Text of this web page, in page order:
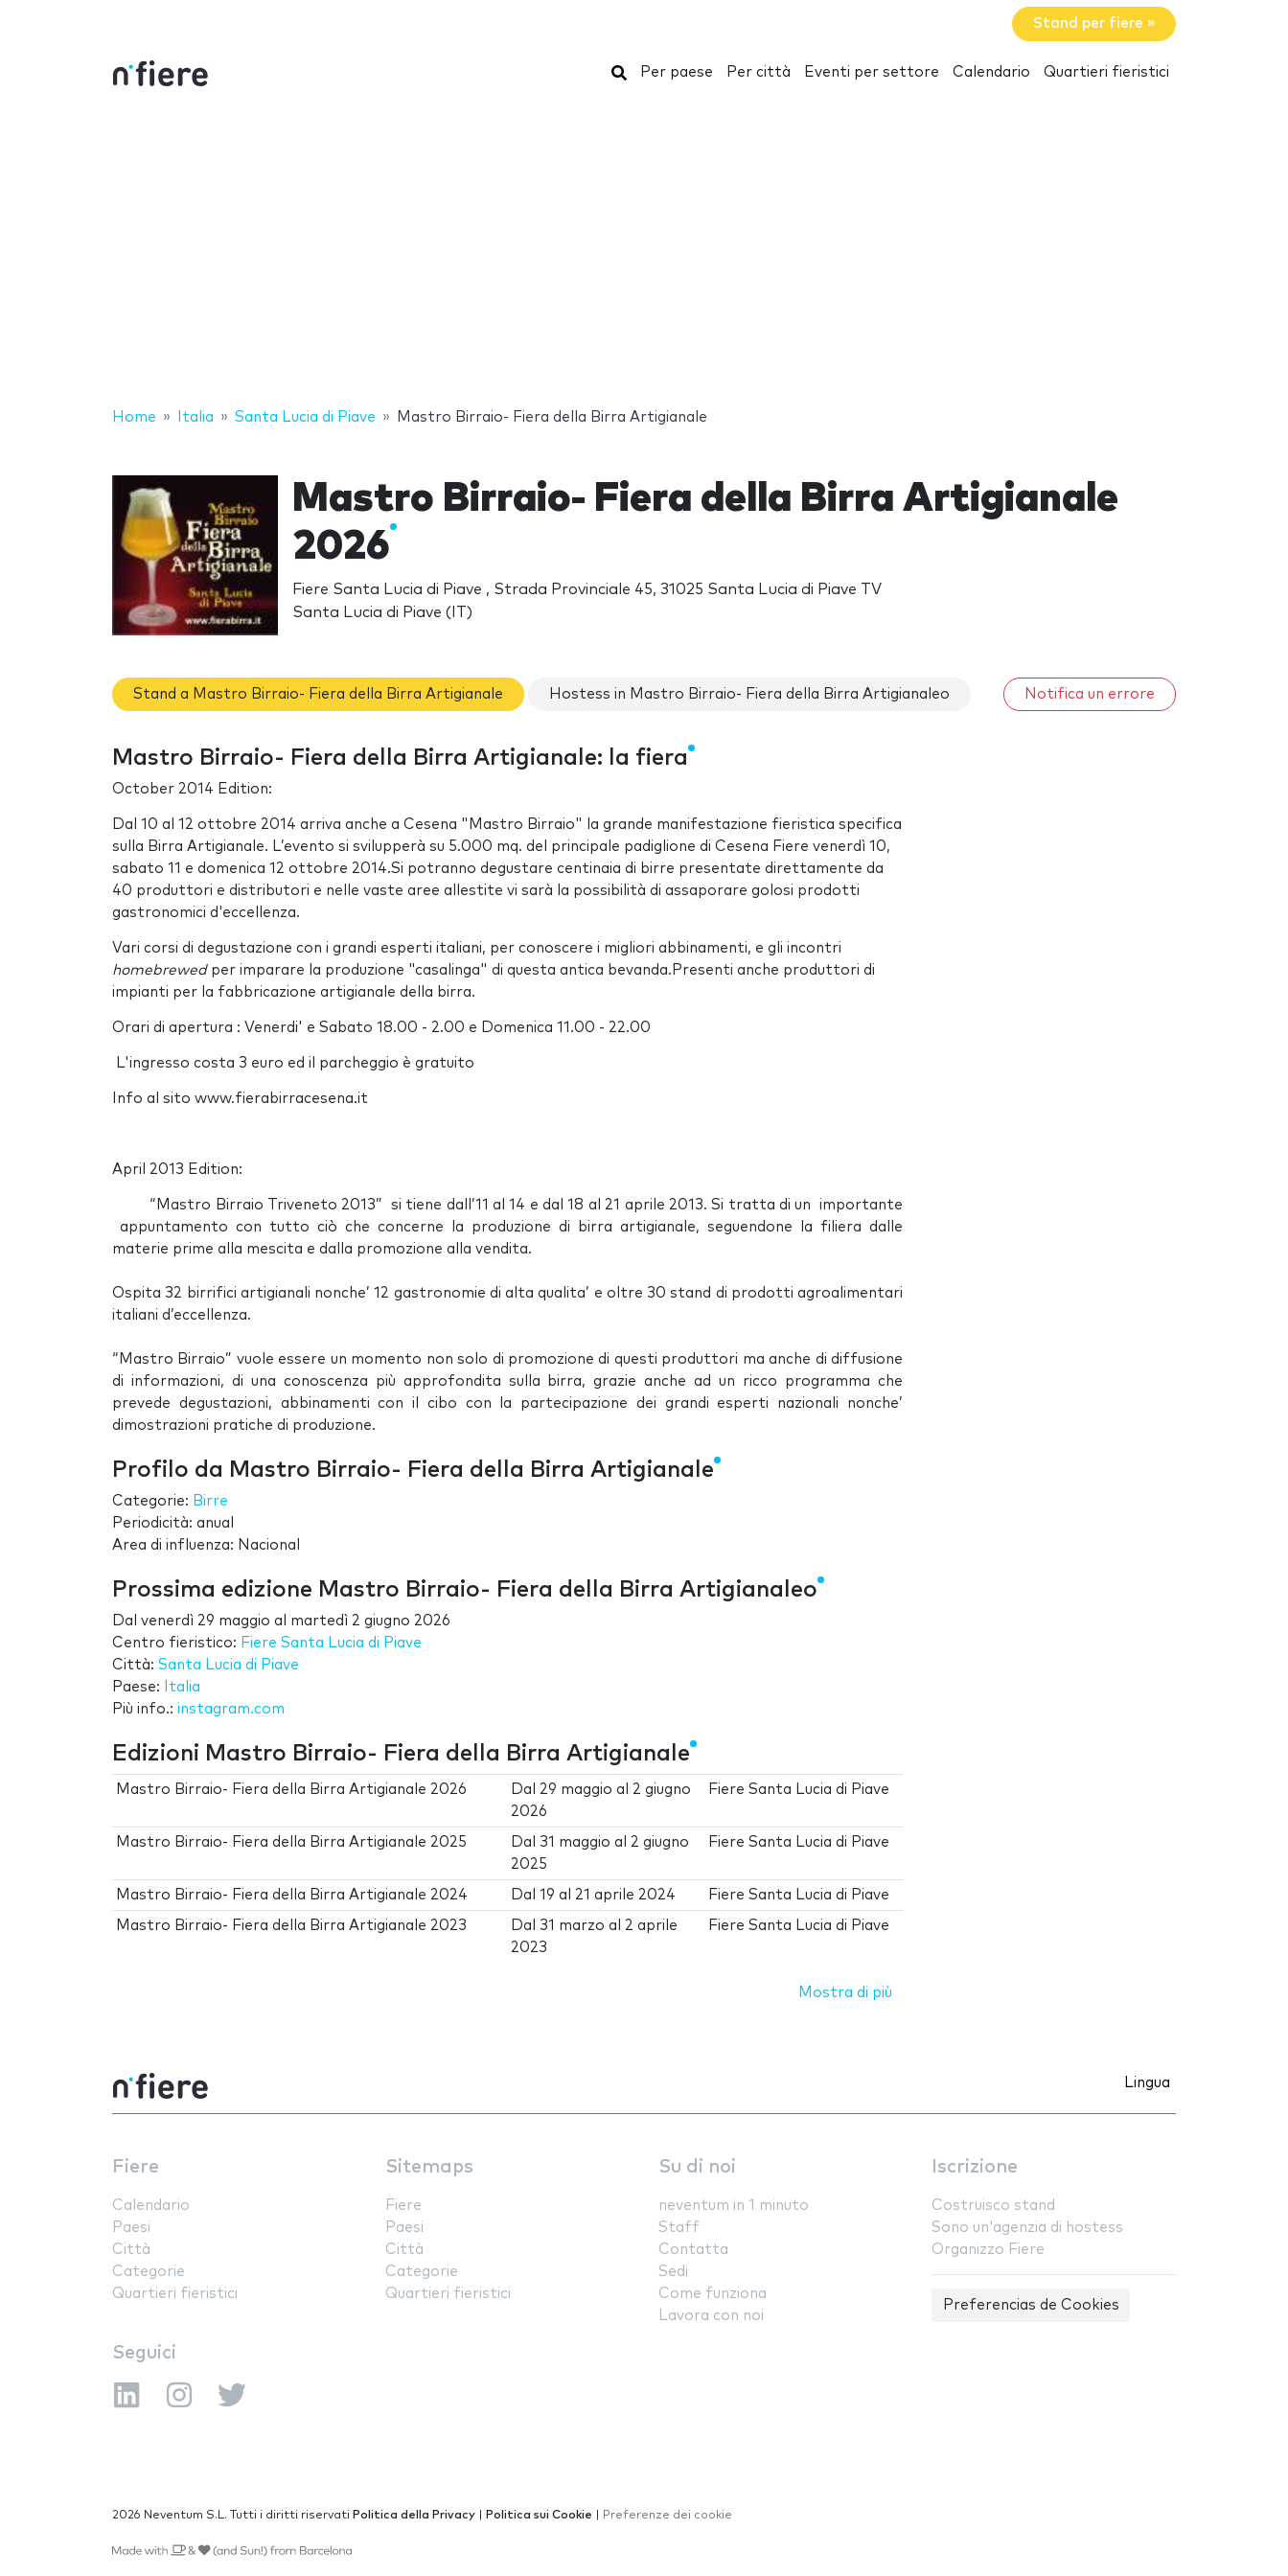
Stand per fiere »
Cerca
Per paese Per città Eventi per settore Calendario Quartieri fieristici
Home Italia Santa Lucia di Piave Mastro Birraio- Fiera della Birra Artigianale
Mastro Birraio- Fiera della Birra Artigianale
2026
Fiere Santa Lucia di Piave , Strada Provinciale 45, 31025 Santa Lucia di Piave TV
Santa Lucia di Piave (IT)
Stand a Mastro Birraio- Fiera della Birra Artigianale Hostess in Mastro Birraio- Fiera della Birra Artigianaleo Notifica un errore
Mastro Birraio- Fiera della Birra Artigianale: la fiera
October 2014 Edition:
Dal 10 al 12 ottobre 2014 arriva anche a Cesena "Mastro Birraio" la grande manifestazione fieristica specifica
sulla Birra Artigianale. L’evento si svilupperà su 5.000 mq. del principale padiglione di Cesena Fiere venerdì 10,
sabato 11 e domenica 12 ottobre 2014.Si potranno degustare centinaia di birre presentate direttamente da
40 produttori e distributori e nelle vaste aree allestite vi sarà la possibilità di assaporare golosi prodotti
gastronomici d'eccellenza.
Vari corsi di degustazione con i grandi esperti italiani, per conoscere i migliori abbinamenti, e gli incontri
homebrewedper imparare la produzione "casalinga" di questa antica bevanda.Presenti anche produttori di
impianti per la fabbricazione artigianale della birra.
Orari di apertura : Venerdi' e Sabato 18.00 - 2.00 e Domenica 11.00 - 22.00
L'ingresso costa 3 euro ed il parcheggio è gratuito
Info al sito www.fierabirracesena.it
April 2013 Edition:
“Mastro Birraio Triveneto 2013” si tiene dall’11 al 14 e dal 18 al 21 aprile 2013. Si tratta di un importante
appuntamento con tutto ciò che concerne la produzione di birra artigianale, seguendone la filiera dalle
materie prime alla mescita e dalla promozione alla vendita.
Ospita 32 birrifici artigianali nonche’ 12 gastronomie di alta qualita’ e oltre 30 stand di prodotti agroalimentari
italiani d’eccellenza.
“Mastro Birraio” vuole essere un momento non solo di promozione di questi produttori ma anche di diffusione
di informazioni, di una conoscenza più approfondita sulla birra, grazie anche ad un ricco programma che
prevede degustazioni, abbinamenti con il cibo con la partecipazione dei grandi esperti nazionali nonche’
dimostrazioni pratiche di produzione.
Profilo da Mastro Birraio- Fiera della Birra Artigianale
Categorie: Birre
Periodicità: anual
Area di influenza: Nacional
Prossima edizione Mastro Birraio- Fiera della Birra Artigianaleo
Dal venerdì 29 maggio al martedì 2 giugno 2026
Centro fieristico: Fiere Santa Lucia di Piave
Città: Santa Lucia di Piave
Paese:
Italia
Più info.: instagram.com
Edizioni Mastro Birraio- Fiera della Birra Artigianale
Mastro Birraio- Fiera della Birra Artigianale 2026 Dal 29 maggio al 2 giugno
2026
Fiere Santa Lucia di Piave
Mastro Birraio- Fiera della Birra Artigianale 2025 Dal 31 maggio al 2 giugno
2025
Fiere Santa Lucia di Piave
Mastro Birraio- Fiera della Birra Artigianale 2024 Dal19 al 21 aprile 2024 Fiere Santa Lucia di Piave
Mastro Birraio- Fiera della Birra Artigianale 2023 Dal 31 marzo al 2 aprile
2023
Fiere Santa Lucia di Piave
Mostra di più
Lingua
Fiere
Calendario
Paesi
Città
Categorie
Quartieri fieristici
Sitemaps
Fiere
Paesi
Città
Categorie
Quartieri fieristici
Su di noi
neventum in 1 minuto
Staff
Contatta
Sedi
Come funziona
Lavora con noi
Iscrizione
Costruisco stand
Sono un'agenzia di hostess
Organizzo Fiere
Preferencias de Cookies
Seguici
2026 Neventum S.L. Tutti i diritti riservati Politica della Privacy Politica sui Cookie Preferenze dei cookie